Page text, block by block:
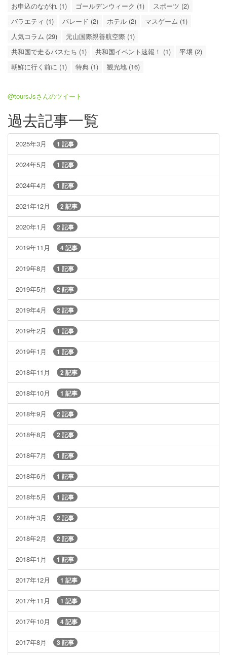
お申込のながれ (1)
ゴールデンウィーク (1)
スポーツ (2)
バラエティ (1)
パレード (2) ホテル (2)
マスゲーム (1)
人気コラム (29)
元山国際親善航空際 (1)
共和国で走るバスたち (1)
共和国イベント速報！ (1)
平壌 (2)
朝鮮に行く前に (1)
特典 (1) 観光地 (16)
@toursJsさんのツイート
過去記事一覧
2025年3月 1 記事
2024年5月 1 記事
2024年4月 1 記事
2021年12月 2 記事
2020年1月 2 記事
2019年11月 4 記事
2019年8月 1 記事
2019年5月 2 記事
2019年4月 2 記事
2019年2月 1 記事
2019年1月 1 記事
2018年11月 2 記事
2018年10月 1 記事
2018年9月 2 記事
2018年8月 2 記事
2018年7月 1 記事
2018年6月 1 記事
2018年5月 1 記事
2018年3月 2 記事
2018年2月 2 記事
2018年1月 1 記事
2017年12月 1 記事
2017年11月 1 記事
2017年10月 4 記事
2017年8月 3 記事